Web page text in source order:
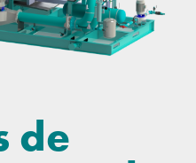
de